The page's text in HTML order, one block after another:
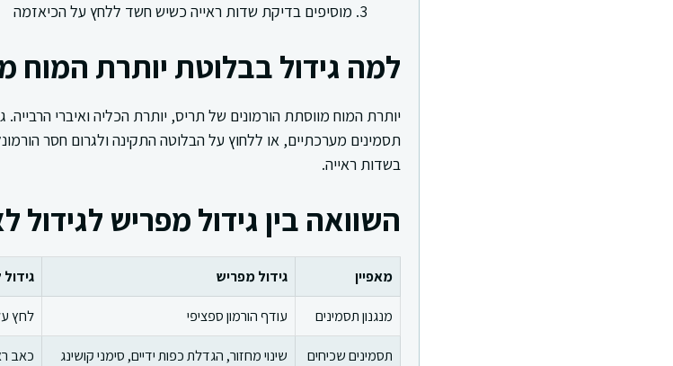
מוסיפים בדיקת שדות ראייה כשיש חשד ללחץ על הכיאזמה
למה גידול בבלוטת יותרת המוח
יותרת המוח מווסתת הורמונים של תריס, יותרת הכליה ואיברי הרבייה.
תסמינים מערכתיים, או ללחוץ על הבלוטה התקינה ולגרום חסר
בשדות ראייה.
השוואה בין גידול מפריש לגידול
מאפיין גידול מפריש
מנגנון תסמינים
עודף הורמון ספציפי
לחץ
תסמינים שכיחים
שינוי מחזור, הגדלת כפות ידיים, סימני קושינג
כאב